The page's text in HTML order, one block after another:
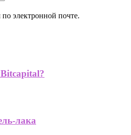
электронной почте.
лака